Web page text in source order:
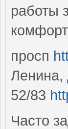
работы
просп
Ленина,
52/83
Часто